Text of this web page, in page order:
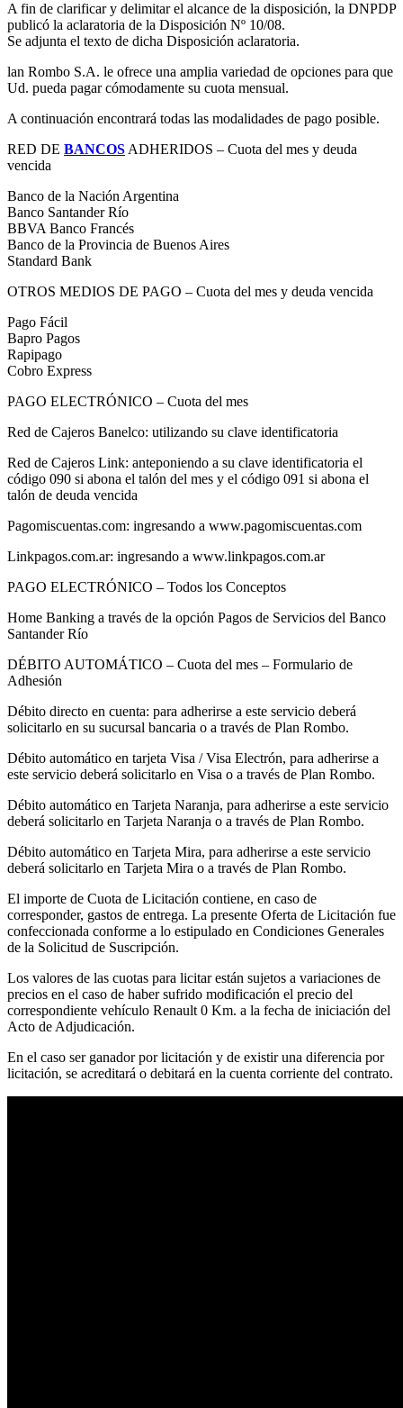
A fin de clarificar y delimitar el alcance de la disposición, la DNPDP
publicó la aclaratoria de la Disposición Nº 10/08.
Se adjunta el texto de dicha Disposición aclaratoria.
lan Rombo S.A. le ofrece una amplia variedad de opciones para que
Ud. pueda pagar cómodamente su cuota mensual.
A continuación encontrará todas las modalidades de pago posible.
RED DE BANCOS ADHERIDOS – Cuota del mes y deuda
vencida
Banco de la Nación Argentina
Banco Santander Río
BBVA Banco Francés
Banco de la Provincia de Buenos Aires
Standard Bank
OTROS MEDIOS DE PAGO – Cuota del mes y deuda vencida
Pago Fácil
Bapro Pagos
Rapipago
Cobro Express
PAGO ELECTRÓNICO – Cuota del mes
Red de Cajeros Banelco: utilizando su clave identificatoria
Red de Cajeros Link: anteponiendo a su clave identificatoria el
código 090 si abona el talón del mes y el código 091 si abona el
talón de deuda vencida
Pagomiscuentas.com: ingresando a www.pagomiscuentas.com
Linkpagos.com.ar: ingresando a www.linkpagos.com.ar
PAGO ELECTRÓNICO – Todos los Conceptos
Home Banking a través de la opción Pagos de Servicios del Banco
Santander Río
DÉBITO AUTOMÁTICO – Cuota del mes – Formulario de
Adhesión
Débito directo en cuenta: para adherirse a este servicio deberá
solicitarlo en su sucursal bancaria o a través de Plan Rombo.
Débito automático en tarjeta Visa / Visa Electrón, para adherirse a
este servicio deberá solicitarlo en Visa o a través de Plan Rombo.
Débito automático en Tarjeta Naranja, para adherirse a este servicio
deberá solicitarlo en Tarjeta Naranja o a través de Plan Rombo.
Débito automático en Tarjeta Mira, para adherirse a este servicio
deberá solicitarlo en Tarjeta Mira o a través de Plan Rombo.
El importe de Cuota de Licitación contiene, en caso de
corresponder, gastos de entrega. La presente Oferta de Licitación fue
confeccionada conforme a lo estipulado en Condiciones Generales
de la Solicitud de Suscripción.
Los valores de las cuotas para licitar están sujetos a variaciones de
precios en el caso de haber sufrido modificación el precio del
correspondiente vehículo Renault 0 Km. a la fecha de iniciación del
Acto de Adjudicación.
En el caso ser ganador por licitación y de existir una diferencia por
licitación, se acreditará o debitará en la cuenta corriente del contrato.